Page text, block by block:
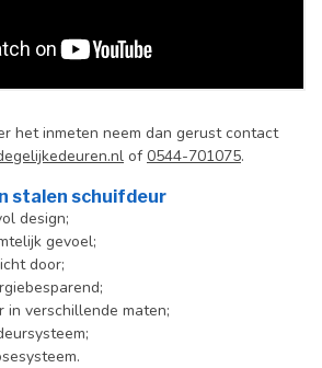
het inmeten neem dan gerust contact
of0544-701075.
stalen schuifdeur
design;
gevoel;
door;
in verschillende maten;